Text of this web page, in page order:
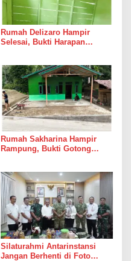
Rumah Delizaro Hampir
Selesai, Bukti Harapan
Rumah Sakharina Hampir
Rampung, Bukti Gotong
Silaturahmi Antarinstansi
Jangan Berhenti di Foto